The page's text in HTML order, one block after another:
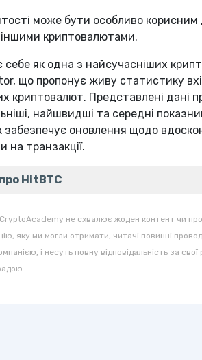
може бути особливо корисним
криптовалютами.
себе як одна з найсучасніших
що пропонує живу статистику
криптовалют. Представлені дані
найшвидші та середні
забезпечує оновлення щодо
на транзакції.
HitBTC
CryptoAcademy не схвалює жоден контент чи
яку ми могли отримати, читачі повинні
і несуть повну відповідальність за